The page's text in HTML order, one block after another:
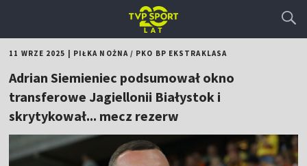
11 WRZE 2025 PIŁKA NOŻNA/ PKO BP EKSTRAKLASA
Adrian Siemieniec podsumował okno
transferowe Jagiellonii Białystok i
skrytykował... mecz rezerw